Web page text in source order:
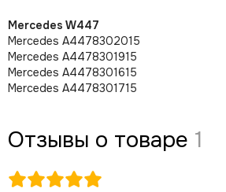
Mercedes W447
Меrсеdеs А4478302015
Меrсеdеs А4478301915
Меrсеdеs А4478301615
Меrсеdеs А4478301715
Отзывы о товаре 1